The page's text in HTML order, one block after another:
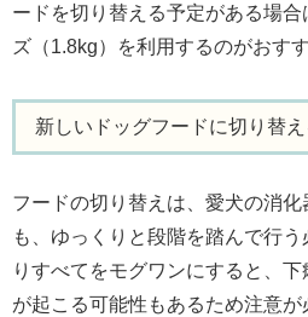
ードを切り替える予定がある場
ズ（1.8kg）を利用するのがおすす
新しいドッグフードに切り替
フードの切り替えは、愛犬の消
も、ゆっくりと段階を踏んで行
りすべてをモグワンにすると、
が起こる可能性もあるため注意が